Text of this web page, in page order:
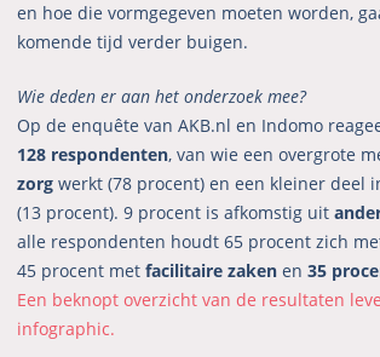
en hoe die vormgegeven moeten worden,
komende tijd verder buigen.
Wie deden er aan het onderzoek mee?
Op de enquête van AKB.nl en Indomo
128 respondenten, van wie een overgrote
zorg werkt (78 procent) en een kleiner deel
(13 procent). 9 procent is afkomstig uit
alle respondenten houdt 65 procent zich
45 procent metfacilitaire zaken en35
Een beknopt overzicht van de resultaten
infographic.